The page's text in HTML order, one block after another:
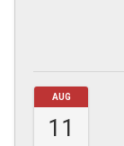
AUG
11